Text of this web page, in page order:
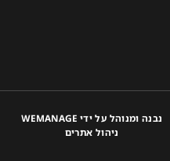
נבנה ומנוהל על ידי WEMANAGE
ניהול אתרים